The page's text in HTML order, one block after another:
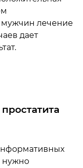
мужчин лечение
дает
нужно